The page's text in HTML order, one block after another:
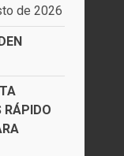
de 2026
RÁPIDO